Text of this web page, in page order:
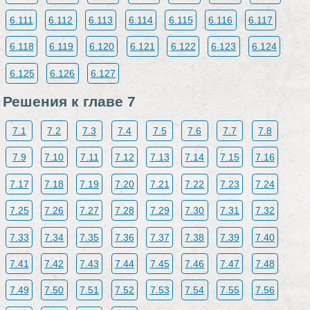
6.111 6.112 6.113 6.114 6.115 6.116 6.117
6.118 6.119 6.120 6.121 6.122 6.123 6.124
6.125 6.126 6.127
Решения к главе 7
7.1 7.2 7.3 7.4 7.5 7.6 7.7 7.8
7.9 7.10 7.11 7.12 7.13 7.14 7.15 7.16
7.17 7.18 7.19 7.20 7.21 7.22 7.23 7.24
7.25 7.26 7.27 7.28 7.29 7.30 7.31 7.32
7.33 7.34 7.35 7.36 7.37 7.38 7.39 7.40
7.41 7.42 7.43 7.44 7.45 7.46 7.47 7.48
7.49 7.50 7.51 7.52 7.53 7.54 7.55 7.56